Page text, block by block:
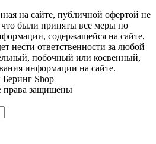
на сайте, публичной офертой не
что были приняты все меры по
содержащейся на сайте,
ответственности за любой
побочный или косвенный,
информации на сайте.
Shop
защищены